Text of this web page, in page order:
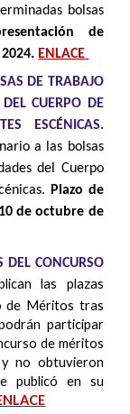
bolsas
de
ENLACE
DE TRABAJO
CUERPO DE
ESCÉNICAS.
a las bolsas
del Cuerpo
Plazo de
de octubre de
DEL CONCURSO
las plazas
de Méritos tras
participar
de méritos
y no obtuvieron
publicó en su